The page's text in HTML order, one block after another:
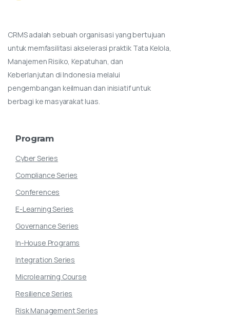
CRMS adalah sebuah organisasi yang bertujuan
untuk memfasilitasi akselerasi praktik Tata Kelola,
Manajemen Risiko, Kepatuhan, dan
Keberlanjutan di Indonesia melalui
pengembangan keilmuan dan inisiatif untuk
berbagi ke masyarakat luas.
Program
Cyber Series
Compliance Series
Conferences
E-Learning Series
Governance Series
In-House Programs
Integration Series
Microlearning Course
Resilience Series
Risk Management Series